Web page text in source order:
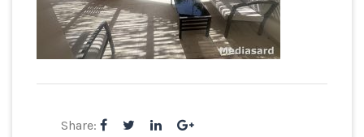
Share: